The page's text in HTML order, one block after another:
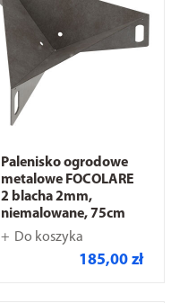
Palenisko ogrodowe
metalowe FOCOLARE
2 blacha 2mm,
niemalowane, 75cm
Do koszyka
185,00 zł